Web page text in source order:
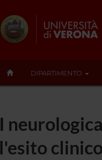
DIPARTIMENTO
I
l'esito